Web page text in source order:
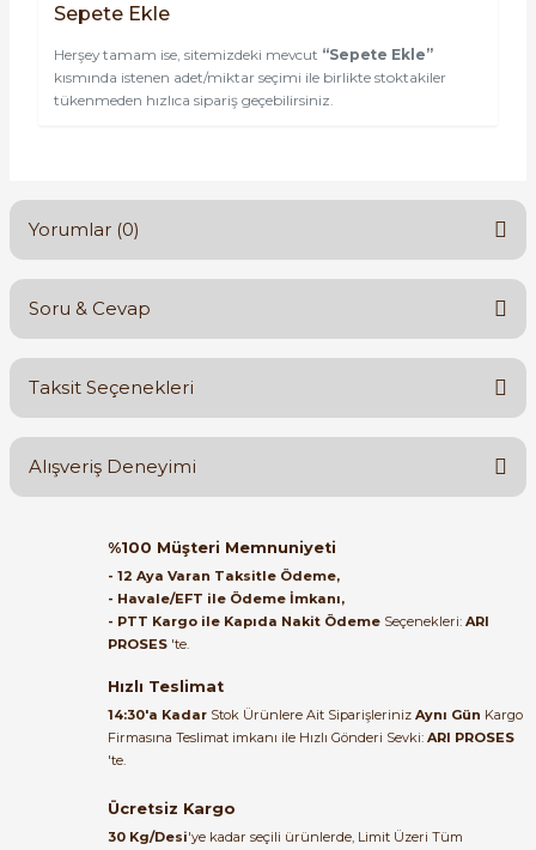
Sepete Ekle
Herşey tamam ise, sitemizdeki mevcut “Sepete Ekle”
kısmında istenen adet/miktar seçimi ile birlikte stoktakiler
tükenmeden hızlıca sipariş geçebilirsiniz.
Yorumlar (0)
Bu ürüne ilk yorumu siz yapın!
Soru & Cevap
Ürün hakkında henüz soru sorulmamış.
Taksit Seçenekleri
Alışveriş Deneyimi
Orijinal kutusuyla ertesi gün
ulaştı elimize. Teşekkürler.
B... A... | 27/06/2026
bundan mehmet bey ilgi ve
alakası için teşekkür ederim
muhammed demirci |
Ürün elime eksiksiz ve hasarsız
%100 Müşteri Memnuniyeti
- 12 Aya Varan Taksitle Ödeme,
- Havale/EFT ile Ödeme İmkanı,
- PTT Kargo ile Kapıda Nakit Ödeme Seçenekleri: ARI
PROSES 'te.
Hızlı Teslimat
14:30'a Kadar Stok Ürünlere Ait Siparişleriniz Aynı Gün Kargo
Firmasına Teslimat imkanı ile Hızlı Gönderi Sevki: ARI PROSES
'te.
Ücretsiz Kargo
30 Kg/Desi'ye kadar seçili ürünlerde, Limit Üzeri Tüm